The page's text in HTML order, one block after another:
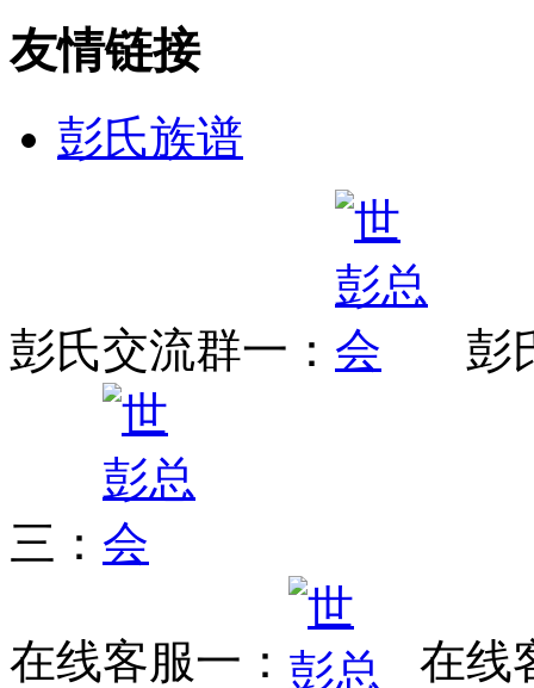
友情链接
彭氏族谱
彭氏交流群一： 彭
三：
在线客服一： 在线